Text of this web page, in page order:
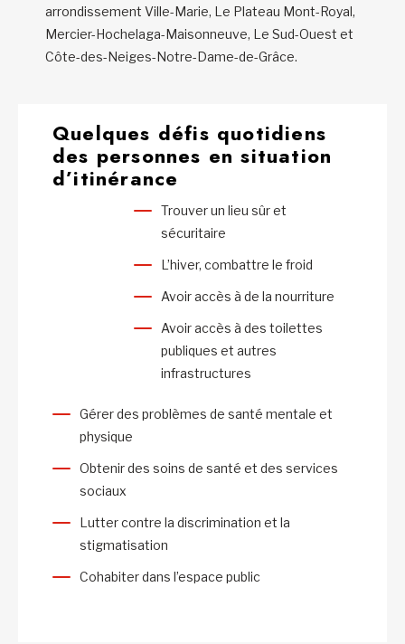
arrondissement Ville-Marie, Le Plateau Mont-Royal,
Mercier-Hochelaga-Maisonneuve, Le Sud-Ouest et
Côte-des-Neiges-Notre-Dame-de-Grâce.
Quelques défis quotidiens
des personnes en situation
d’itinérance
Trouver un lieu sûr et
sécuritaire
L’hiver, combattre le froid
Avoir accès à de la nourriture
Avoir accès à des toilettes
publiques et autres
infrastructures
Gérer des problèmes de santé mentale et
physique
Obtenir des soins de santé et des services
sociaux
Lutter contre la discrimination et la
stigmatisation
Cohabiter dans l’espace public